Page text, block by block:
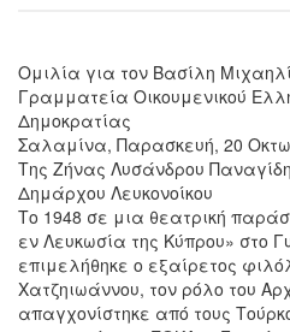
Ομιλία για τον Βασίλη
Γραμματεία Οικουμενικού
Δημοκρατίας
Σαλαμίνα, Παρασκευή, 20
Της Ζήνας Λυσάνδρου Παναγίδη
Δημάρχου Λευκονοίκου
Το 1948 σε μια θεατρική
εν Λευκωσία της Κύπρου» στο
επιμελήθηκε ο εξαίρετος
Χατζηιωάννου, τον ρόλο του
απαγχονίστηκε από τους